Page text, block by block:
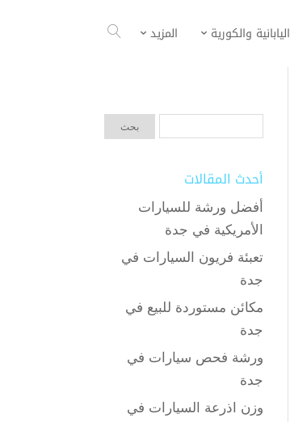
اليابانية والكورية المزيد
أحدث المقالات
أفضل ورشة للسيارات
الأمريكية في جدة
تعبئة فريون السيارات في
جدة
مكائن مستوردة للبيع في
جدة
ورشة فحص سيارات في
جدة
وزن اذرعة السيارات في